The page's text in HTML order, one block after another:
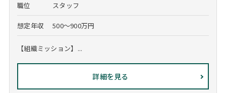
職位 スタッフ
想定年収 500～900万円
【組織ミッション】...
詳細を見る